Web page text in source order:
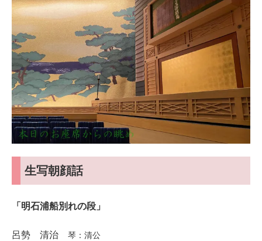
生写朝顔話
「明石浦船別れの段」
呂勢 清治 琴：清公